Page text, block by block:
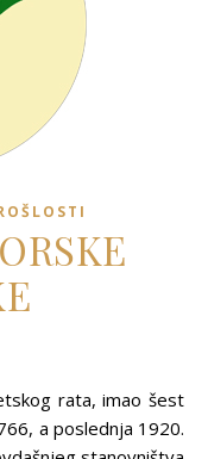
a poslednja 1920.